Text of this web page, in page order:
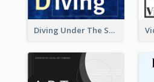
Diving Under The Sea Flyer